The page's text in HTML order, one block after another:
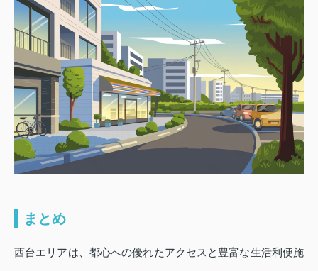
まとめ
西台エリアは、都心への優れたアクセスと豊富な生活利便施